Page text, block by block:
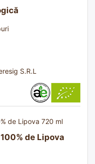
S.R.L
de Lipova